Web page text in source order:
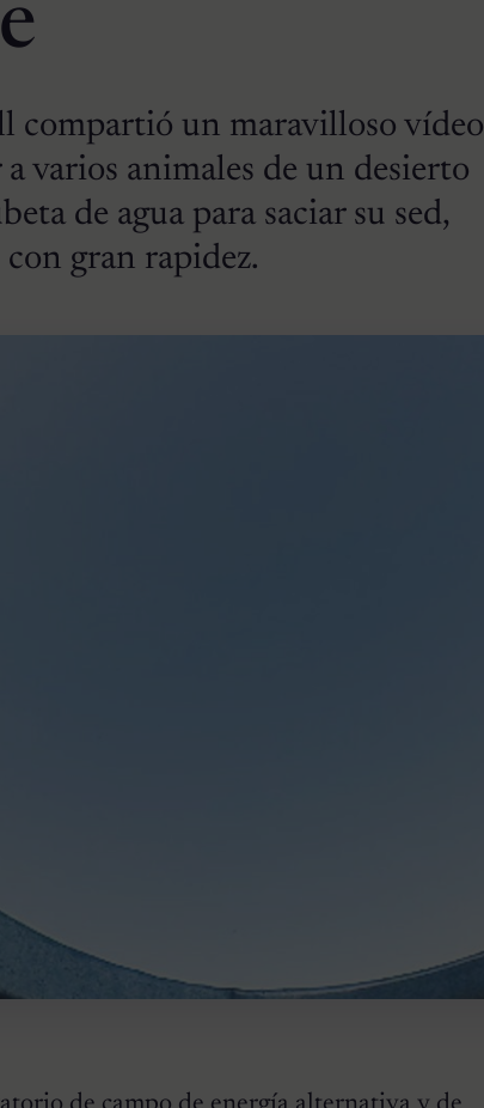
compartió un maravilloso vídeo
varios animales de un desierto
de agua para saciar su sed,
gran rapidez.